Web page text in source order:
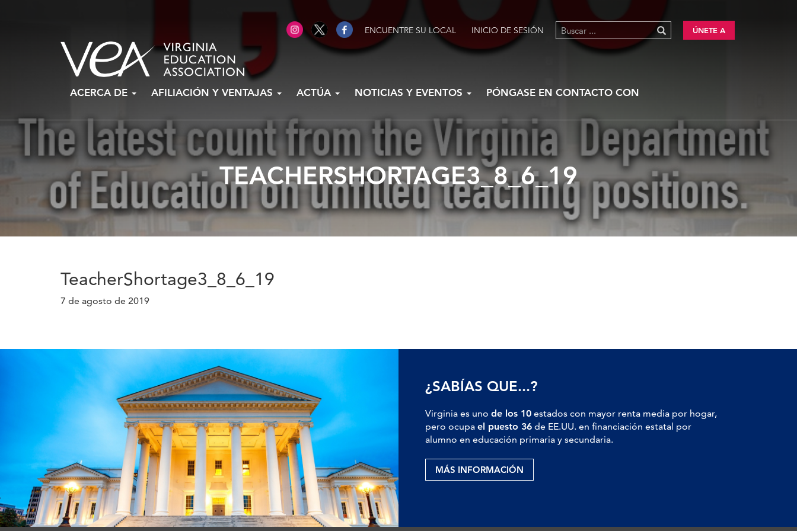
ENCUENTRE SU LOCAL INICIO DE SESIÓN ÚNETE A
ACERCA DE AFILIACIÓN Y VENTAJAS ACTÚA NOTICIAS Y EVENTOS PÓNGASE EN CONTACTO CON
TEACHERSHORTAGE3_8_6_19
TeacherShortage3_8_6_19
7 de agosto de 2019
¿SABÍAS QUE...?
Virginia es uno de los 10 estados con mayor renta media por hogar,
pero ocupa el puesto 36 de EE.UU. en financiación estatal por
alumno en educación primaria y secundaria.
MÁS INFORMACIÓN